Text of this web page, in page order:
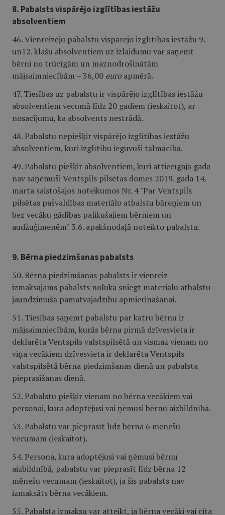
8. Pabalsts vispārējo izglītības iestāžu
absolventiem
46. Vienreizēju pabalstu vispārējo izglītības iestāžu 9.
un12. klašu absolventiem uz izlaidumu var saņemt
bērni no trūcīgām un maznodrošinātām
mājsaimniecībām – 36,00 euroapmērā.
47. Tiesības uz pabalstu ir vispārējo izglītības iestāžu
absolventiem vecumā līdz 20 gadiem (ieskaitot), ar
nosacījumu, ka absolvents nestrādā.
48. Pabalstu nepiešķir vispārējo izglītības iestāžu
absolventiem, kuri izglītību ieguvuši tālmācībā.
49. Pabalstu piešķir absolventiem, kuri attiecīgajā gadā
nav saņēmuši Ventspils pilsētas domes 2019. gada 14.
marta saistošajos noteikumos Nr. 4 "Par Ventspils
pilsētas pašvaldības materiālo atbalstu bāreņiem un
bez vecāku gādības palikušajiem bērniem un
audžuģimenēm" 3.6. apakšnodaļā noteikto pabalstu.
9. Bērna piedzimšanas pabalsts
50. Bērna piedzimšanas pabalsts ir vienreiz
izmaksājams pabalsts nolūkā sniegt materiālu atbalstu
jaundzimušā pamatvajadzību apmierināšanai.
51. Tiesības saņemt pabalstu par katru bērnu ir
mājsaimniecībām, kurās bērna pirmā dzīvesvieta ir
deklarēta Ventspils valstspilsētā un vismaz vienam no
viņa vecākiem dzīvesvieta ir deklarēta Ventspils
valstspilsētā bērna piedzimšanas dienā un pabalsta
pieprasīšanas dienā.
52. Pabalstu piešķir vienam no bērna vecākiem vai
personai, kura adoptējusi vai ņēmusi bērnu aizbildnībā.
53. Pabalstu var pieprasīt līdz bērna 6 mēnešu
vecumam (ieskaitot).
54. Persona, kura adoptējusi vai ņēmusi bērnu
aizbildnībā, pabalstu var pieprasīt līdz bērna 12
mēnešu vecumam (ieskaitot), ja šis pabalsts nav
izmaksāts bērna vecākiem.
55. Pabalsta izmaksu var atteikt, ja bērna vecāki vai cita